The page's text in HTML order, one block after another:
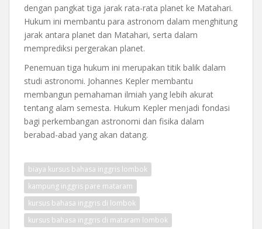
dengan pangkat tiga jarak rata-rata planet ke Matahari.
Hukum ini membantu para astronom dalam menghitung
jarak antara planet dan Matahari, serta dalam
memprediksi pergerakan planet.
Penemuan tiga hukum ini merupakan titik balik dalam
studi astronomi. Johannes Kepler membantu
membangun pemahaman ilmiah yang lebih akurat
tentang alam semesta. Hukum Kepler menjadi fondasi
bagi perkembangan astronomi dan fisika dalam
berabad-abad yang akan datang.
biaya kursus bahasa inggris lombok
kampung inggris pare mataram
kursus bahasa inggris di lombok
kursus bahasa inggris di mataram lombok